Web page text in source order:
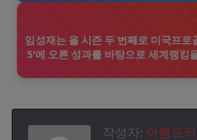
력과 수비력을 선보여 왔습니
야에서 그가 어떤 활약을 펼칠
그의 영입을 통해 팀 전력을 한
현재 팀의 필요와 프로파의 능
이라고 할 수 있습니다.
임성재는 올 시즌 두 번째로 미국프로
5'에 오른 성과를 바탕으로 세계랭킹
대됩니다. 임성재의 뛰어난 퍼포먼
큰 기쁨을 주고 있으며, 앞으로의 활약
작성자: 아름드리